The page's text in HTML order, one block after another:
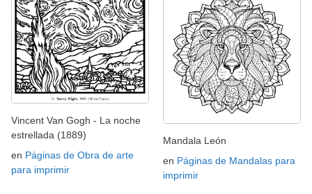
Vincent Van Gogh - La noche
estrellada (1889)
en Páginas de Obra de arte
para imprimir
Mandala León
en Páginas de Mandalas para
imprimir